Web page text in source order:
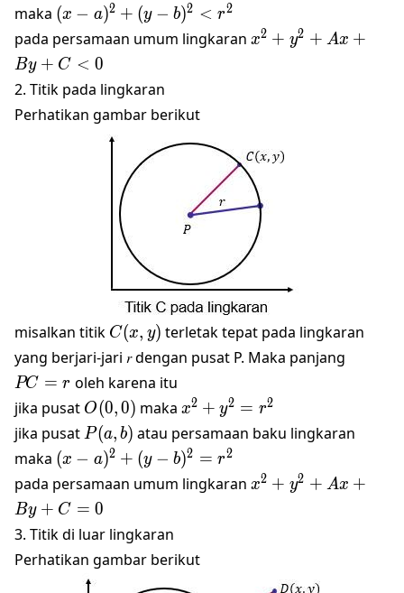
maka (x-a)^2+
(y-
b)^2<r^2
(x − a)2 + (y − b)2 < r2
pada persamaan umum lingkaran x2 + y2 + Ax +
By + C < 0
2. Titik pada lingkaran
Perhatikan gambar berikut
misalkan titik C(𝑥,
𝑦)
C(x, y) terletak tepat pada lingkaran
yang berjari-jari 𝑟 dengan pusat P. Maka panjang
PC = r oleh karena itu
jika pusat O(0,0)
O(0,0) maka x^2+y^2=r^2
x2 + y2 = r2
jika pusat P(a,b)
P(a, b) atau persamaan baku lingkaran
maka (x-a)^2+
(y-
b)^2=r^2
(x − a)2 + (y − b)2 = r2
pada persamaan umum lingkaran x2 + y2 + Ax +
By + C = 0
3. Titik di luar lingkaran
Perhatikan gambar berikut